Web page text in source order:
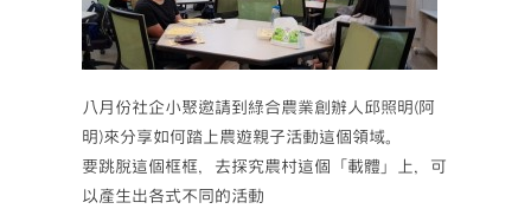
八月份社企小聚邀請到綠合農業創辦人邱照明(阿
明)來分享如何踏上農遊親子活動這個領域。
要跳脫這個框框，去探究農村這個「載體」上，可
以產生出各式不同的活動